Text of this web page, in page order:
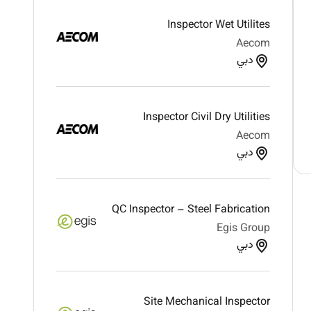
Inspector Wet Utilites
Aecom
دبي
Inspector Civil Dry Utilities
Aecom
دبي
QC Inspector – Steel Fabrication
Egis Group
دبي
Site Mechanical Inspector